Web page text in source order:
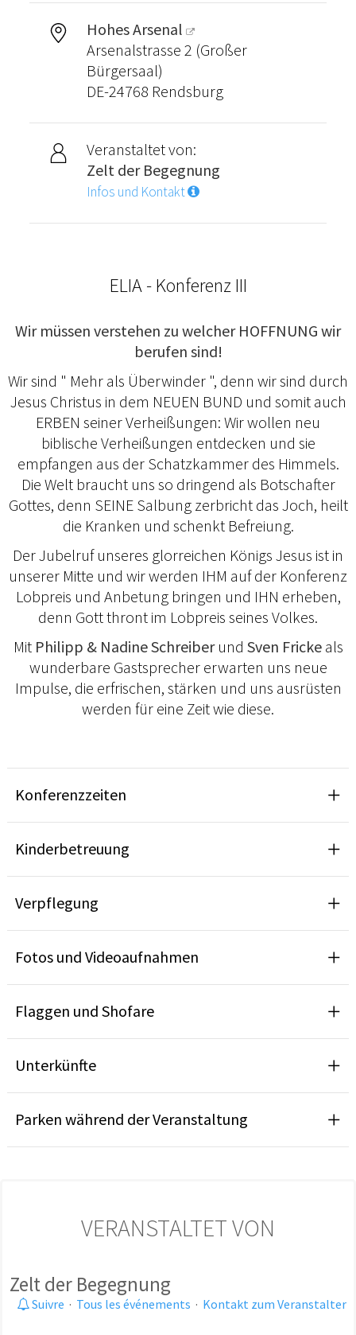
Hohes Arsenal
Arsenalstrasse 2 (Großer
Bürgersaal)
DE-24768 Rendsburg
Veranstaltet von:
Zelt der Begegnung
Infos und Kontakt
ELIA - Konferenz III
Wir müssen verstehen zu welcher HOFFNUNG wir
berufen sind!
Wir sind " Mehr als Überwinder ", denn wir sind durch
Jesus Christus in dem NEUEN BUND und somit auch
ERBEN seiner Verheißungen: Wir wollen neu
biblische Verheißungen entdecken und sie
empfangen aus der Schatzkammer des Himmels.
Die Welt braucht uns so dringend als Botschafter
Gottes, denn SEINE Salbung zerbricht das Joch, heilt
die Kranken und schenkt Befreiung.
Der Jubelruf unseres glorreichen Königs Jesus ist in
unserer Mitte und wir werden IHM auf der Konferenz
Lobpreis und Anbetung bringen und IHN erheben,
denn Gott thront im Lobpreis seines Volkes.
Mit Philipp & Nadine Schreiber und Sven Frickeals
wunderbare Gastsprecher erwarten uns neue
Impulse, die erfrischen, stärken und uns ausrüsten
werden für eine Zeit wie diese.
Konferenzzeiten
Kinderbetreuung
Verpflegung
Fotos und Videoaufnahmen
Flaggen und Shofare
Unterkünfte
Parken während der Veranstaltung
VERANSTALTET VON
Zelt der Begegnung
Suivre · Tous les événements · Kontakt zum Veranstalter